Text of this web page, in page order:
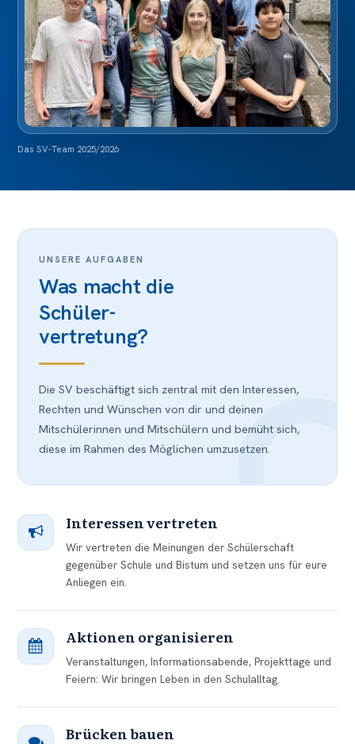
Das SV-Team 2025/2026
UNSERE AUFGABEN
Was macht die
Schüler­
vertretung?
Die SV beschäftigt sich zentral mit den Interessen,
Rechten und Wünschen von dir und deinen
Mitschülerinnen und Mitschülern und bemüht sich,
diese im Rahmen des Möglichen umzusetzen.
Interessen vertreten
Wir vertreten die Meinungen der Schülerschaft
gegenüber Schule und Bistum und setzen uns für eure
Anliegen ein.
Aktionen organisieren
Veranstaltungen, Informationsabende, Projekttage und
Feiern: Wir bringen Leben in den Schulalltag.
Brücken bauen